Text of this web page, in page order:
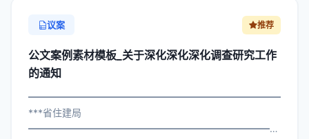
议案 推荐
公文案例素材模板_关于深化深化深化调查研究工作
的通知
***省住建局